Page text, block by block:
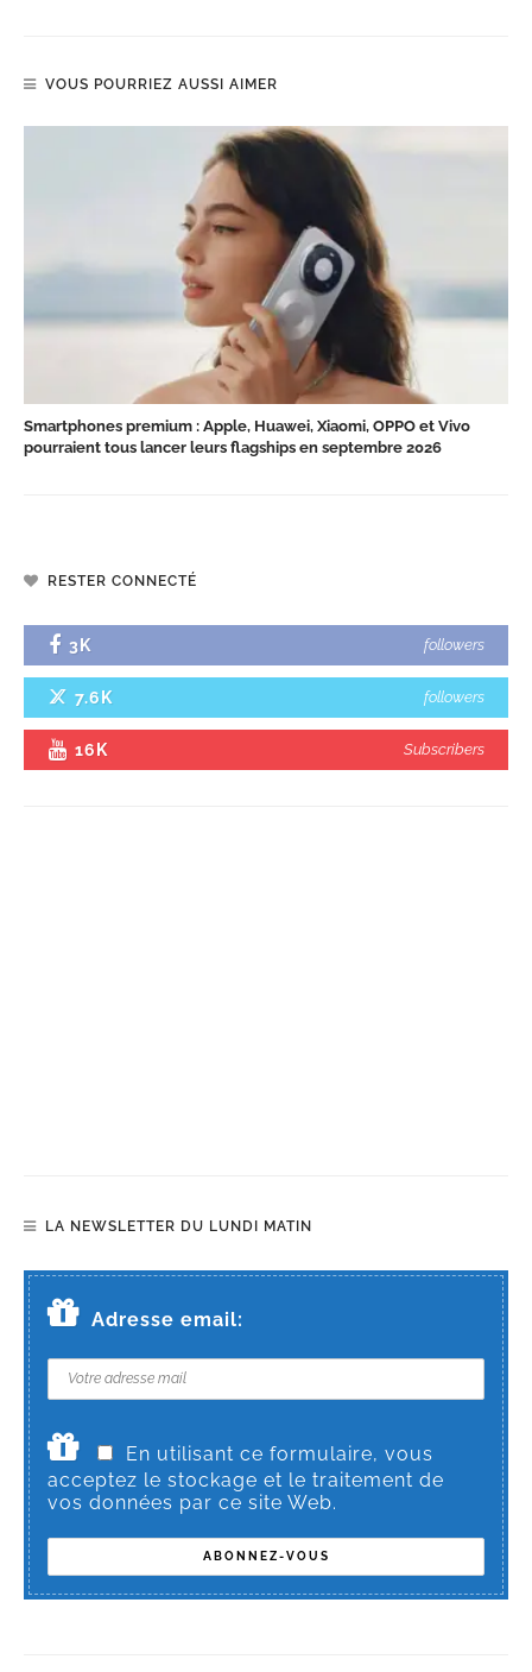
VOUS POURRIEZ AUSSI AIMER
Smartphones premium : Apple, Huawei, Xiaomi, OPPO et Vivo
pourraient tous lancer leurs flagships en septembre 2026
RESTER CONNECTÉ
3K followers
7.6K followers
16K Subscribers
LA NEWSLETTER DU LUNDI MATIN
Adresse email:
En utilisant ce formulaire, vous
acceptez le stockage et le traitement de
vos données par ce site Web.